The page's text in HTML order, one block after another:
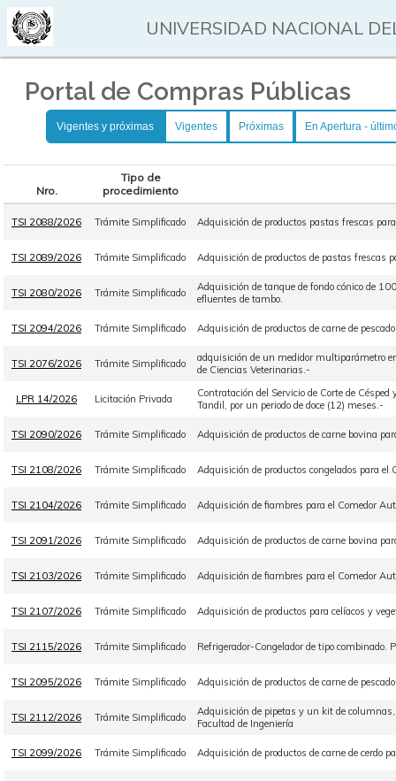
UNIVERSIDAD NACIONAL
Portal de Compras Públicas
Vigentes y próximas Vigentes Próximas En Apertura -
Nro.
Tipo de
procedimiento
TSI 2088/2026 Trámite Simplificado Adquisición de productos pastas frescas
TSI 2089/2026 Trámite Simplificado Adquisición de productos de pastas frescas
TSI 2080/2026 Trámite Simplificado
Adquisición de tanque de fondo cónico de
efluentes de tambo.
TSI 2094/2026 Trámite Simplificado Adquisición de productos de carne de
TSI 2076/2026 Trámite Simplificado
adquisición de un medidor multiparámetro
de Ciencias Veterinarias.-
LPR 14/2026 Licitación Privada
Contratación del Servicio de Corte de
Tandil, por un periodo de doce (12) meses.-
TSI 2090/2026 Trámite Simplificado Adquisición de productos de carne bovina
TSI 2108/2026 Trámite Simplificado Adquisición de productos congelados para
TSI 2104/2026 Trámite Simplificado Adquisición de fiambres para el Comedor
TSI 2091/2026 Trámite Simplificado Adquisición de productos de carne bovina
TSI 2103/2026 Trámite Simplificado Adquisición de fiambres para el Comedor
TSI 2107/2026 Trámite Simplificado Adquisición de productos para celíacos y
TSI 2115/2026 Trámite Simplificado Refrigerador-Congelador de tipo
TSI 2095/2026 Trámite Simplificado Adquisición de productos de carne de
TSI 2112/2026 Trámite Simplificado
Adquisición de pipetas y un kit de
Facultad de Ingeniería
TSI 2099/2026 Trámite Simplificado Adquisición de productos de carne de cerdo